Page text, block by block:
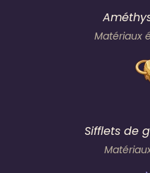
Matériaux
Sifflets de